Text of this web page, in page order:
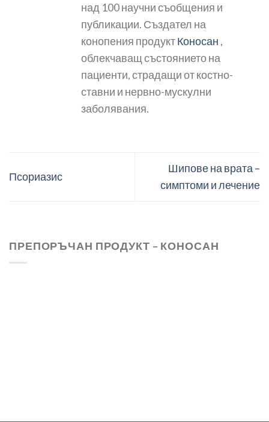
над 100 научни съобщения и
публикации. Създател на
конопения продуктКоносан ,
облекчаващ състоянието на
пациенти, страдащи от костно-
ставни и нервно-мускулни
заболявания.
Псориазис
Шипове на врата –
симптоми и лечение
ПРЕПОРЪЧАН ПРОДУКТ – КОНОСАН